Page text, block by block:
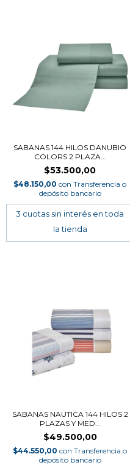
SABANAS 144 HILOS DANUBIO
COLORS 2 PLAZA...
$53.500,00
$48.150,00 con Transferencia o
depósito bancario
SABANAS NAUTICA 144 HILOS 2
PLAZAS Y MED...
$49.500,00
$44.550,00 con Transferencia o
depósito bancario